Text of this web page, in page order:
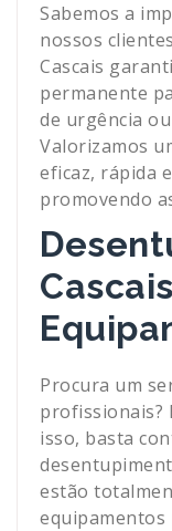
Sabemos a
nossos
Cascais
permanente
de urgência
Valorizamos
eficaz, rápida
promovendo
Procura um
profissionais?
isso, basta
estão
equipamentos